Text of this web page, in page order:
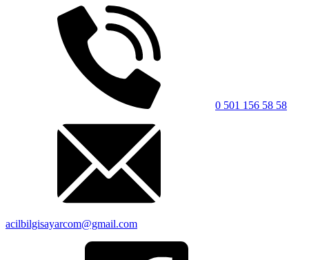
0 501 156 58 58
acilbilgisayarcom@gmail.com